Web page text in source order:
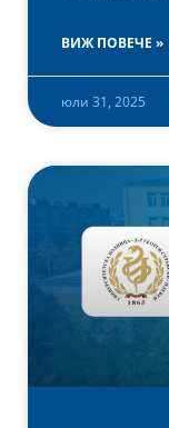
ВИЖ ПОВЕЧЕ »
юли 31, 2025